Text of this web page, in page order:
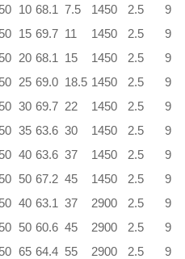
10 68.1 7.5 1450 2.5
9
15 69.7 11 1450 2.5
9
20 68.1 15 1450 2.5
9
25 69.0 18.5 1450 2.5
9
30 69.7 22 1450 2.5
9
35 63.6 30 1450 2.5
9
40 63.6 37 1450 2.5
9
50 67.2 45 1450 2.5
9
40 63.1 37 2900 2.5
9
50 60.6 45 2900 2.5
9
65 64.4 55 2900 2.5
9